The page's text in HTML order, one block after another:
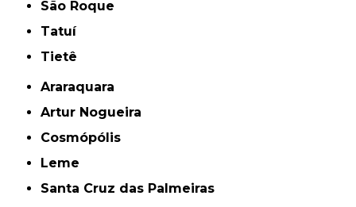
São Roque
Tatuí
Tietê
Araraquara
Artur Nogueira
Cosmópólis
Leme
Santa Cruz das Palmeiras